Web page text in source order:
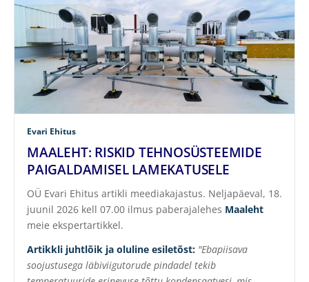
Evari Ehitus
MAALEHT: RISKID TEHNOSÜSTEEMIDE
PAIGALDAMISEL LAMEKATUSELE
OÜ Evari Ehitus artikli meediakajastus. Neljapäeval, 18.
juunil 2026 kell 07.00 ilmus paberajalehes Maaleht
meie ekspertartikkel.
Artikkli juhtlõik ja oluline esiletõst: "Ebapiisava
soojustusega läbiviigutorude pindadel tekib